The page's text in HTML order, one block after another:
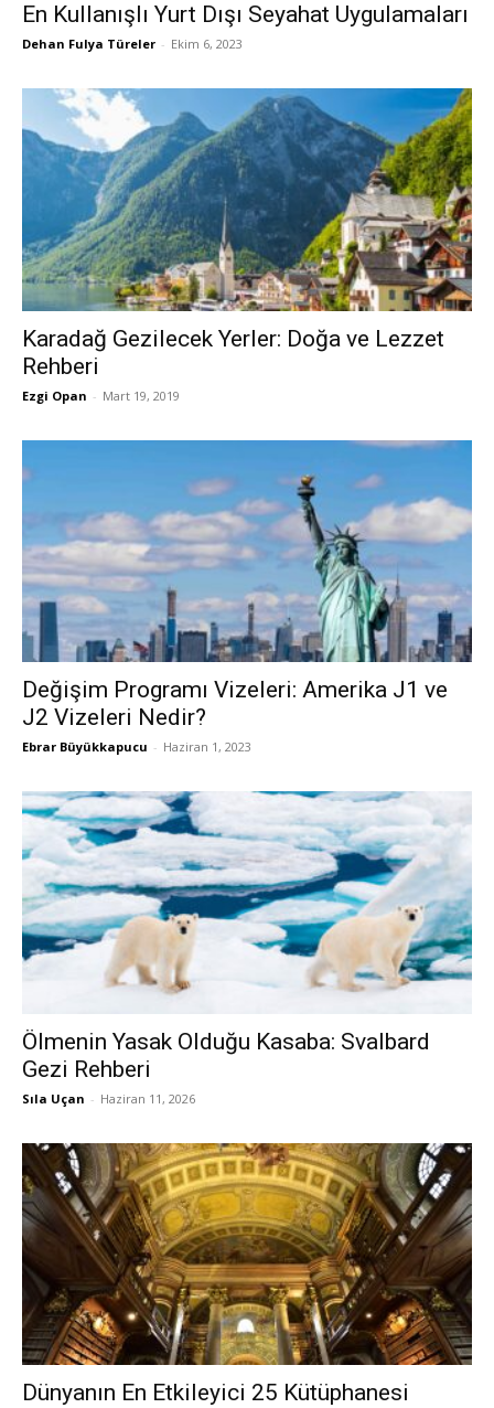
En Kullanışlı Yurt Dışı Seyahat Uygulamaları
Dehan Fulya Türeler - Ekim 6, 2023
Karadağ Gezilecek Yerler: Doğa ve Lezzet
Rehberi
Ezgi Opan - Mart 19, 2019
Değişim Programı Vizeleri: Amerika J1 ve
J2 Vizeleri Nedir?
Ebrar Büyükkapucu - Haziran 1, 2023
Ölmenin Yasak Olduğu Kasaba: Svalbard
Gezi Rehberi
Sıla Uçan - Haziran 11, 2026
Dünyanın En Etkileyici 25 Kütüphanesi